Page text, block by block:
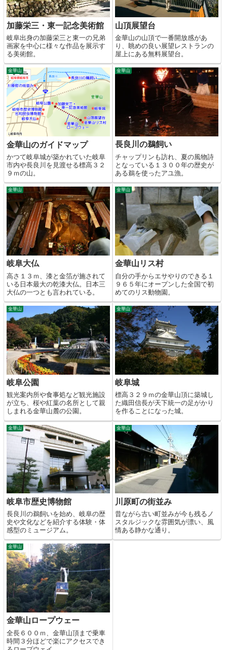
加藤栄三・東一記念美術館
岐阜出身の加藤栄三と東一の兄弟
画家を中心に様々な作品を展示す
る美術館。
山頂展望台
金華山の山頂で一番開放感があ
り、眺めの良い展望レストランの
屋上にある無料展望台。
金華山
金華山のガイドマップ
かつて岐阜城が築かれていた岐阜
市内や長良川を見渡せる標高３２
９ｍの山。
金華山
長良川の鵜飼い
チャップリンも訪れ、夏の風物詩
となっている１３００年の歴史が
ある鵜を使ったアユ漁。
金華山
岐阜大仏
高さ１３ｍ、漆と金箔が施されて
いる日本最大の乾漆大仏。日本三
大仏の一つとも言われている。
金華山
金華山リス村
自分の手からエサやりのできる１
９６５年にオープンした全国で初
めてのリス動物園。
金華山
岐阜公園
観光案内所や食事処など観光施設
が立ち、桜や紅葉の名所として親
しまれる金華山麓の公園。
金華山
岐阜城
標高３２９ｍの金華山頂に築城し
た織田信長が天下統一の足がかり
を作ることになった城。
金華山
岐阜市歴史博物館
長良川の鵜飼いを始め、岐阜の歴
史や文化などを紹介する体験・体
感型のミュージアム。
金華山
川原町の街並み
昔ながら古い町並みが今も残るノ
スタルジックな雰囲気が漂い、風
情ある静かな通り。
金華山
金華山ロープウェー
全長６００ｍ、金華山頂まで乗車
時間３分ほどで楽にアクセスでき